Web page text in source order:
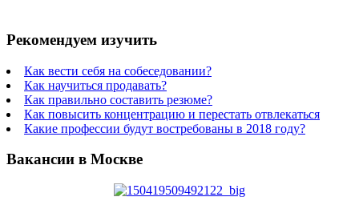
Рекомендуем изучить
Как вести себя на собеседовании?
Как научиться продавать?
Как правильно составить резюме?
Как повысить концентрацию и перестать отвлекаться
Какие профессии будут востребованы в 2018 году?
Вакансии в Москве